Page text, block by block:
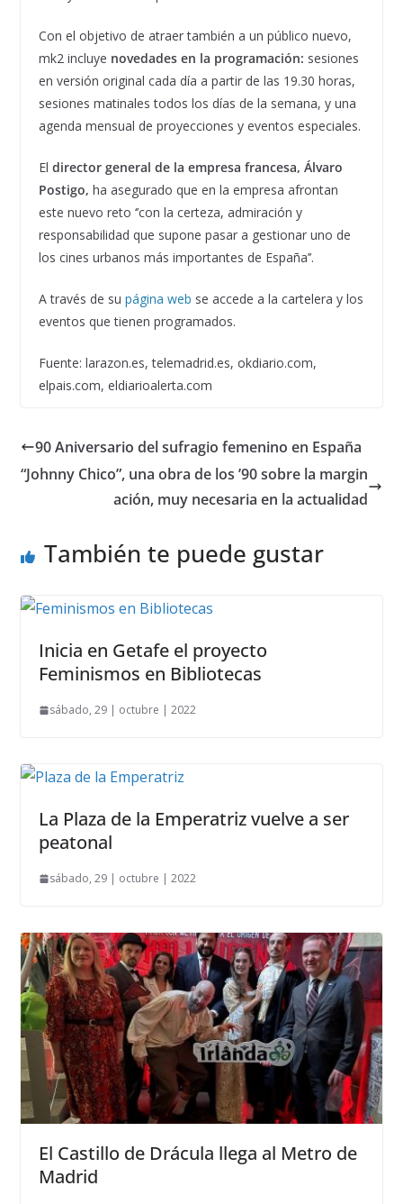
Con el objetivo de atraer también a un público nuevo,
mk2 incluye novedades en la programación: sesiones
en versión original cada día a partir de las 19.30 horas,
sesiones matinales todos los días de la semana, y una
agenda mensual de proyecciones y eventos especiales.
El director general de la empresa francesa, Álvaro
Postigo, ha asegurado que en la empresa afrontan
este nuevo reto ‘’con la certeza, admiración y
responsabilidad que supone pasar a gestionar uno de
los cines urbanos más importantes de España’’.
A través de su página web se accede a la cartelera y los
eventos que tienen programados.
Fuente: larazon.es, telemadrid.es, okdiario.com,
elpais.com, eldiarioalerta.com
90 Aniversario del sufragio femenino en España
“Johnny Chico”, una obra de los ’90 sobre la margin
ación, muy necesaria en la actualidad
También te puede gustar
Inicia en Getafe el proyecto
Feminismos en Bibliotecas
sábado, 29 | octubre | 2022
La Plaza de la Emperatriz vuelve a ser
peatonal
sábado, 29 | octubre | 2022
El Castillo de Drácula llega al Metro de
Madrid